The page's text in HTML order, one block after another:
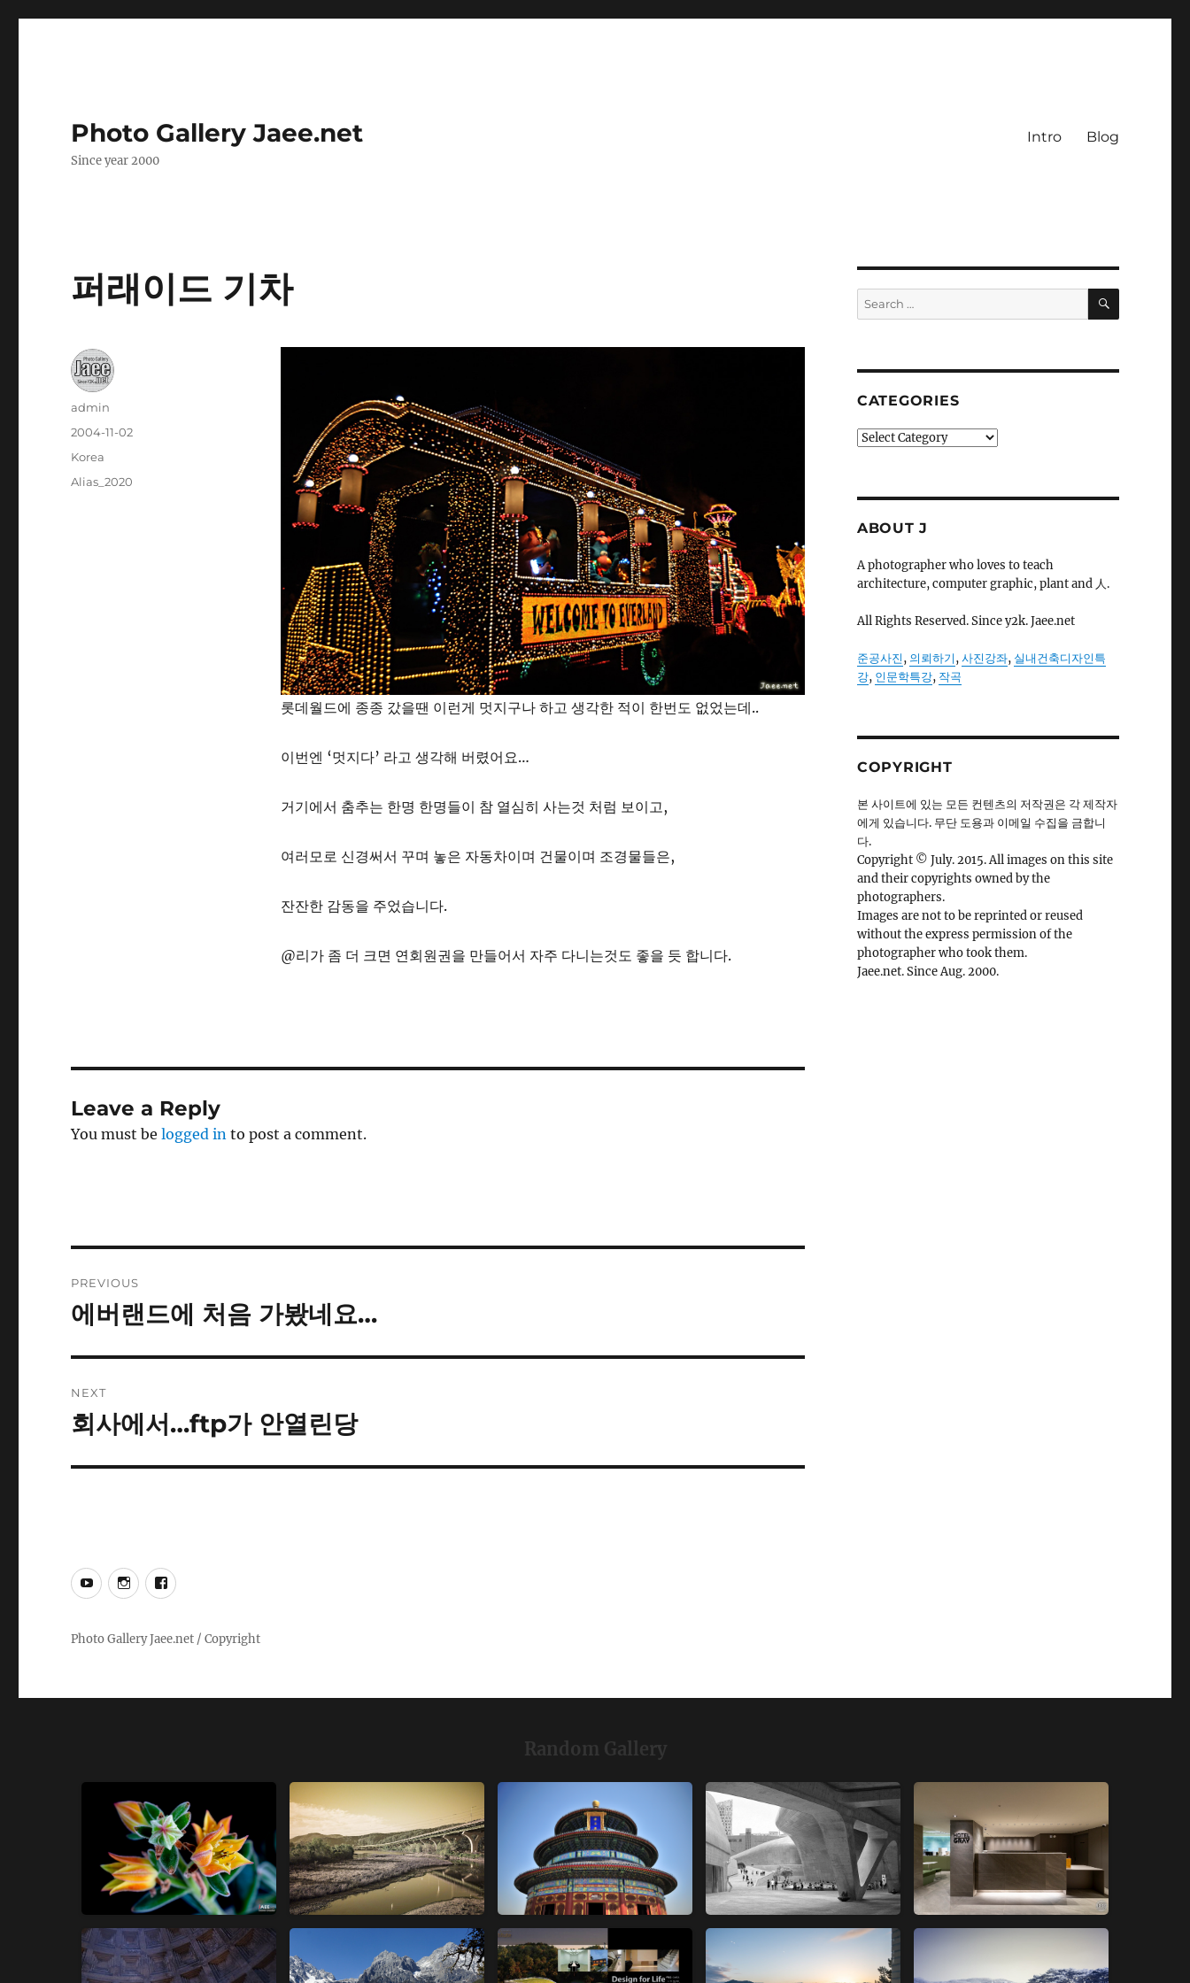
Photo Gallery Jaee.net
Since year 2000
Intro Blog
퍼래이드 기차
롯데월드에 종종 갔을땐 이런게 멋지구나 하고 생각한 적이 한번도 없었는데..
이번엔 ‘멋지다’ 라고 생각해 버렸어요…
거기에서 춤추는 한명 한명들이 참 열심히 사는것 처럼 보이고,
여러모로 신경써서 꾸며 놓은 자동차이며 건물이며 조경물들은,
잔잔한 감동을 주었습니다.
@리가 좀 더 크면 연회원권을 만들어서 자주 다니는것도 좋을 듯 합니다.
Author
admin
Posted
2004-11-02
Categories
Korea
Tags
Alias_2020
Leave a Reply
You must belogged in to post a comment.
navigation
PREVIOUS
Previous
에버랜드에 처음 가봤네요…
NEXT
Next
회사에서…ftp가 안열린당
Search
for:
SEARCH
CATEGORIES
Categories
ABOUT J
A photographer who loves to teach
architecture, computer graphic, plant and 人.
All Rights Reserved. Since y2k. Jaee.net
준공사진, 의뢰하기,사진강좌, 실내건축디자인특
강, 인문학특강, 작곡
COPYRIGHT
본 사이트에 있는 모든 컨텐츠의 저작권은 각 제작자
에게 있습니다. 무단 도용과 이메일 수집을 금합니
다.
Copyright © July. 2015. All images on this site
and their copyrights owned by the
photographers.
Images are not to be reprinted or reused
without the express permission of the
photographer who took them.
Jaee.net. Since Aug. 2000.
YouTubeInstagramFacebook
Random Gallery